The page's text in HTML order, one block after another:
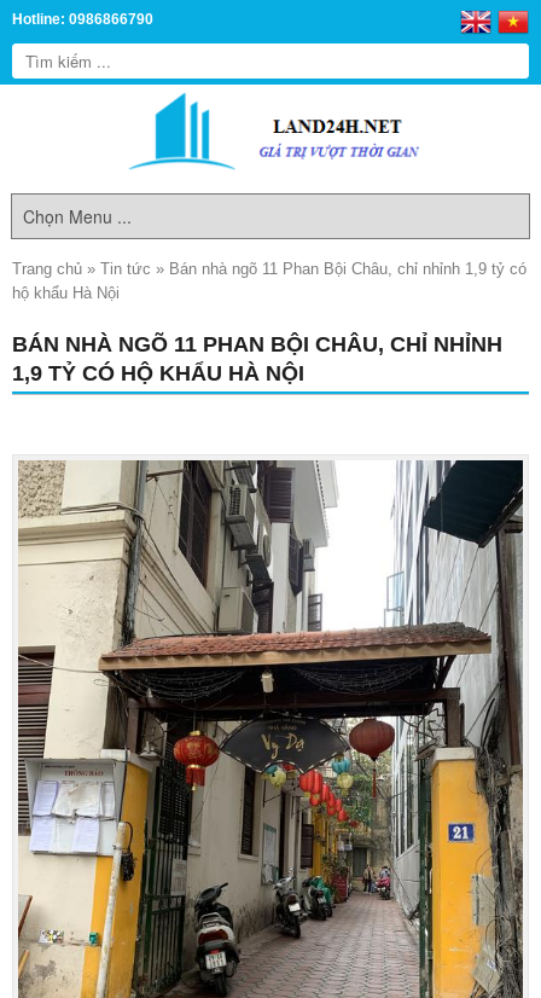
Hotline: 0986866790
Trang chủ » Tin tức » Bán nhà ngõ 11 Phan Bội Châu, chỉ nhỉnh 1,9 tỷ có
hộ khẩu Hà Nội
BÁN NHÀ NGÕ 11 PHAN BỘI CHÂU, CHỈ NHỈNH
1,9 TỶ CÓ HỘ KHẨU HÀ NỘI